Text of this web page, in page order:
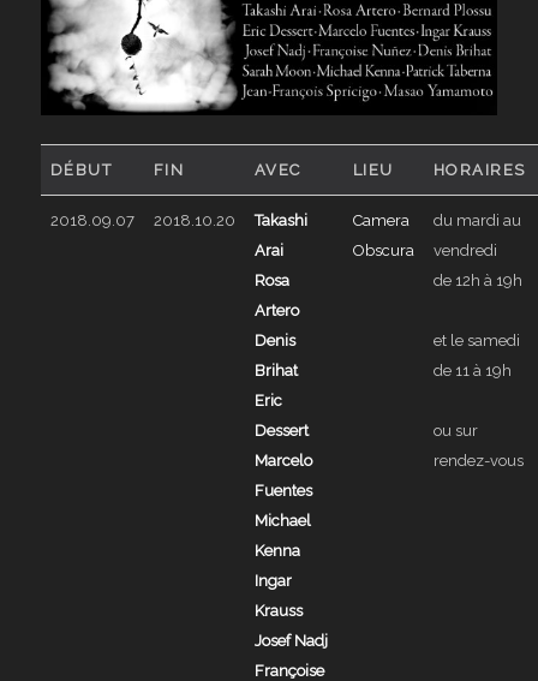
DÉBUT FIN AVEC LIEU HORAIRES
2018.09.07 2018.10.20
Takashi
Arai
Rosa
Artero
Denis
Brihat
Eric
Dessert
Marcelo
Fuentes
Michael
Kenna
Ingar
Krauss
Josef Nadj
Françoise
Camera
Obscura
du mardi au
vendredi
de 12h à 19h
et le samedi
de 11 à 19h
ou sur
rendez-vous